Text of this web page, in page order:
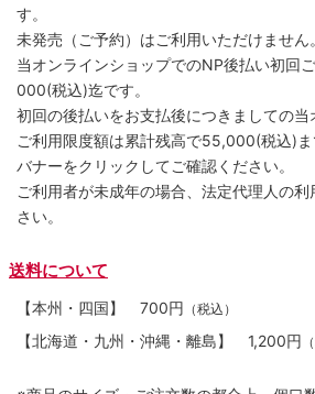
す。
未発売（ご予約）はご利用いただけません。
当オンラインショップでのNP後払い初回
000(税込)迄です。
初回の後払いをお支払後につきましての
ご利用限度額は累計残高で55,000(税込)
バナーをクリックしてご確認ください。
ご利用者が未成年の場合、法定代理人の
さい。
送料について
【本州・四国】 700円 （税込）
【北海道・九州・沖縄・離島】 1,200円